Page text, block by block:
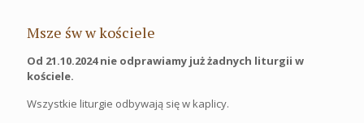
Msze św w kościele
Od 21.10.2024 nie odprawiamy już żadnych liturgii w
kościele.
Wszystkie liturgie odbywają się w kaplicy.